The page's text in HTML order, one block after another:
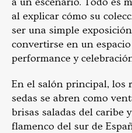
al explicar cómo su
ser una simple
convertirse en un
performance y
En el salón principal, los
sedas se abren como
brisas saladas del caribe
flamenco del sur de